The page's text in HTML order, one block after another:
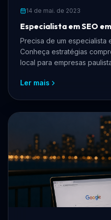
14 de mai. de 2023
Especialista em SEO
Precisa de um especialista
Conheça estratégias
local para empresas
anúncios.
Ler mais